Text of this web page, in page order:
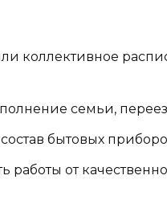
коллективное
семьи,
бытовых
работы от